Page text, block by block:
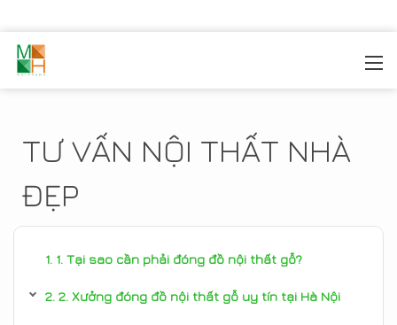
TƯ VẤN NỘI THẤT NHÀ
ĐẸP
1. Tại sao cần phải đóng đồ nội thất gỗ?
2. Xưởng đóng đồ nội thất gỗ uy tín tại Hà Nội